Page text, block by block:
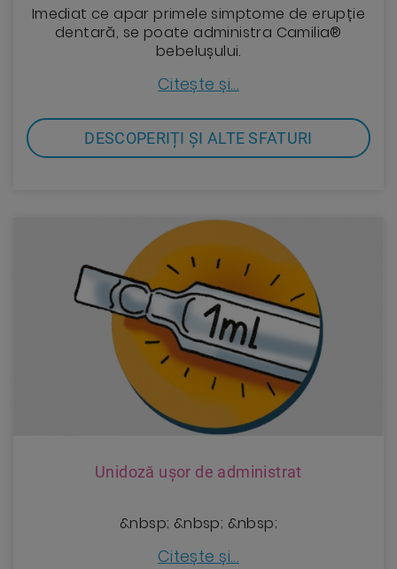
Imediat ce apar primele simptome de erupție
dentară, se poate administra Camilia®
bebelușului.
Citește și...
DESCOPERIȚI ȘI ALTE SFATURI
Unidoză ușor de administrat
&nbsp; &nbsp; &nbsp;
Citește și...